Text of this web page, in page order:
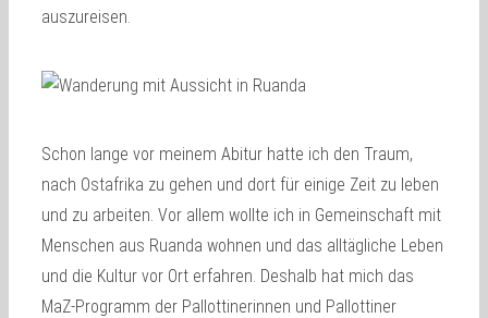
auszureisen.
Schon lange vor meinem Abitur hatte ich den Traum,
nach Ostafrika zu gehen und dort für einige Zeit zu leben
und zu arbeiten. Vor allem wollte ich in Gemeinschaft mit
Menschen aus Ruanda wohnen und das alltägliche Leben
und die Kultur vor Ort erfahren. Deshalb hat mich das
MaZ-Programm der Pallottinerinnen und Pallottiner